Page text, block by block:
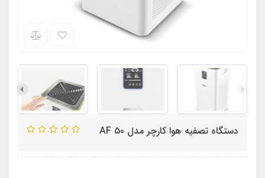
دستگاه تصفیه هوا کارچر مدل AF 50